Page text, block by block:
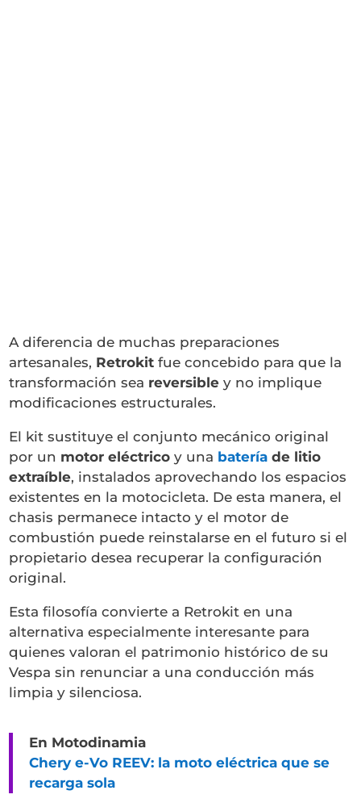
A diferencia de muchas preparaciones
artesanales, Retrokit fue concebido para que la
transformación sea reversible y no implique
modificaciones estructurales.
El kit sustituye el conjunto mecánico original
por un motor eléctrico y una batería de litio
extraíble, instalados aprovechando los espacios
existentes en la motocicleta. De esta manera, el
chasis permanece intacto y el motor de
combustión puede reinstalarse en el futuro si el
propietario desea recuperar la configuración
original.
Esta filosofía convierte a Retrokit en una
alternativa especialmente interesante para
quienes valoran el patrimonio histórico de su
Vespa sin renunciar a una conducción más
limpia y silenciosa.
En Motodinamia
Chery e-Vo REEV: la moto eléctrica que se
recarga sola